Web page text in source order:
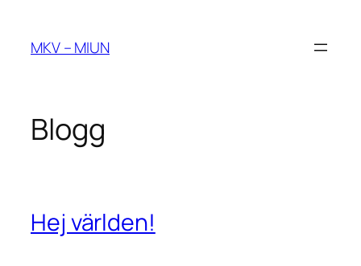
innehåll
MKV – MIUN
Blogg
Hej världen!